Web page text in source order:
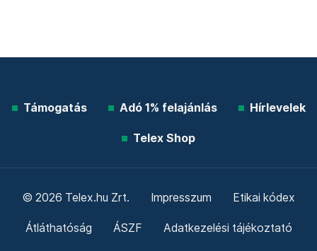
Támogatás Adó 1% felajánlás Hírlevelek
Telex Shop
© 2026 Telex.hu Zrt. Impresszum Etikai kódex
Átláthatóság ÁSZF Adatkezelési tájékoztató